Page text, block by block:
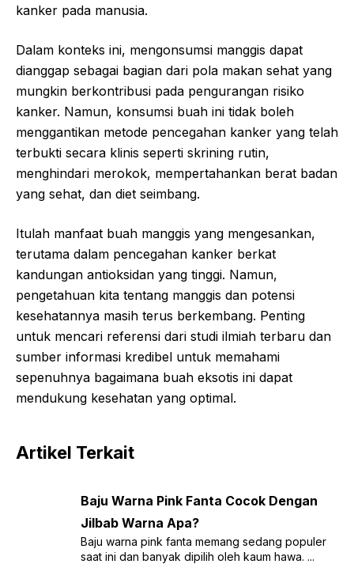
kanker pada manusia.
Dalam konteks ini, mengonsumsi manggis dapat
dianggap sebagai bagian dari pola makan sehat yang
mungkin berkontribusi pada pengurangan risiko
kanker. Namun, konsumsi buah ini tidak boleh
menggantikan metode pencegahan kanker yang telah
terbukti secara klinis seperti skrining rutin,
menghindari merokok, mempertahankan berat badan
yang sehat, dan diet seimbang.
Itulah manfaat buah manggis yang mengesankan,
terutama dalam pencegahan kanker berkat
kandungan antioksidan yang tinggi. Namun,
pengetahuan kita tentang manggis dan potensi
kesehatannya masih terus berkembang. Penting
untuk mencari referensi dari studi ilmiah terbaru dan
sumber informasi kredibel untuk memahami
sepenuhnya bagaimana buah eksotis ini dapat
mendukung kesehatan yang optimal.
Artikel Terkait
Baju Warna Pink Fanta Cocok Dengan
Jilbab Warna Apa?
Baju warna pink fanta memang sedang populer
saat ini dan banyak dipilih oleh kaum hawa. ...